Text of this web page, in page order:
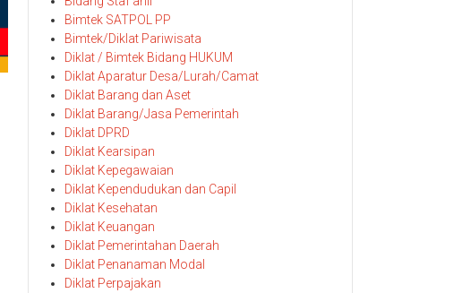
Bimtek SATPOL PP
Bimtek/Diklat Pariwisata
Diklat / Bimtek Bidang HUKUM
Diklat Aparatur Desa/Lurah/Camat
Diklat Barang dan Aset
Diklat Barang/Jasa Pemerintah
Diklat DPRD
Diklat Kearsipan
Diklat Kepegawaian
Diklat Kependudukan dan Capil
Diklat Kesehatan
Diklat Keuangan
Diklat Pemerintahan Daerah
Diklat Penanaman Modal
Diklat Perpajakan